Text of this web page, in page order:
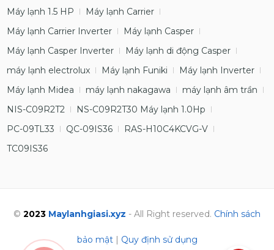
Máy lạnh 1.5 HP
Máy lạnh Carrier
Máy lạnh Carrier Inverter
Máy lạnh Casper
Máy lạnh Casper Inverter
Máy lạnh di động Casper
máy lạnh electrolux
Máy lạnh Funiki
Máy lạnh Inverter
Máy lạnh Midea
máy lạnh nakagawa
máy lạnh âm trần
NIS-C09R2T2
NS-C09R2T30 Máy lạnh 1.0Hp
PC-09TL33
QC-09IS36
RAS-H10C4KCVG-V
TC09IS36
© 2023 Maylanhgiasi.xyz - All Right reserved. Chính sách
bảo mật| Quy định sử dụng